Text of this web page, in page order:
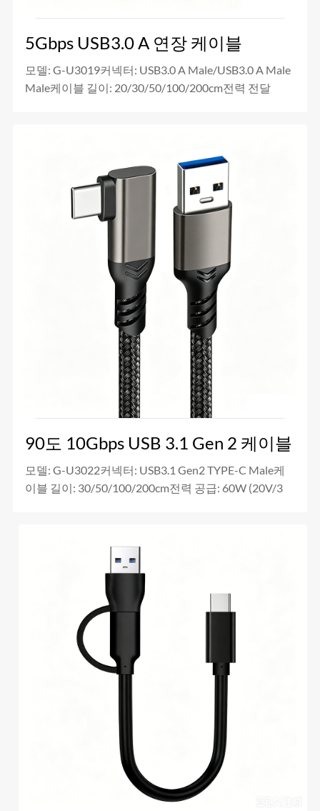
5Gbps USB3.0 A 연장 케이블
모델: G-U3019커넥터: USB3.0 A Male/USB3.0 A Male
Male케이블 길이: 20/30/50/100/200cm전력 전달
90도 10Gbps USB 3.1 Gen 2 케이블
모델: G-U3022커넥터: USB3.1 Gen2 TYPE-C Male케
이블 길이: 30/50/100/200cm전력 공급: 60W (20V/3